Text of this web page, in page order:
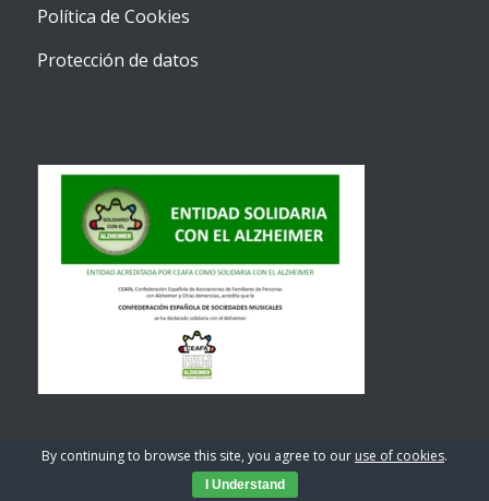
Política de Cookies
Protección de datos
By continuing to browse this site, you agree to our use of cookies.
I Understand